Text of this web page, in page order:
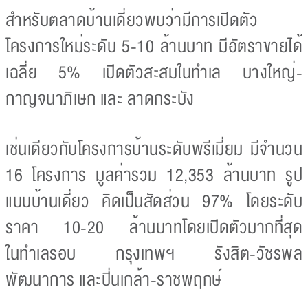
สำหรับตลาดบ้านเดี่ยวพบว่ามีการเปิดตัว
โครงการใหม่ระดับ 5-10 ล้านบาท มีอัตราขายได้
เฉลี่ย 5% เปิดตัวสะสมในทำเล บางใหญ่-
กาญจนาภิเษก และ ลาดกระบัง
เช่นเดียวกับโครงการบ้านระดับพรีเมี่ยม มีจำนวน
16 โครงการ มูลค่ารวม 12,353 ล้านบาท รูป
แบบบ้านเดี่ยว คิดเป็นสัดส่วน 97% โดยระดับ
ราคา 10-20 ล้านบาทโดยเปิดตัวมากที่สุด
ในทําเลรอบ กรุงเทพฯ รังสิต-วัชรพล
พัฒนาการ และปิ่นเกล้า-ราชพฤกษ์